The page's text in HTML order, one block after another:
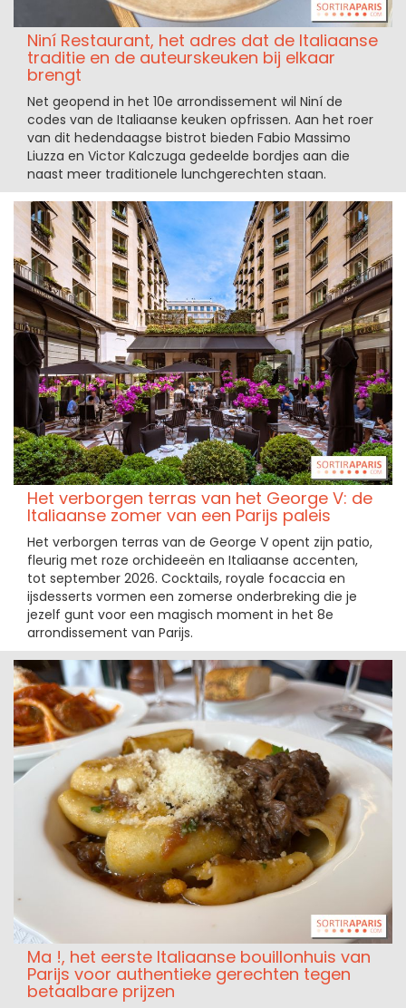
Niní Restaurant, het adres dat de Italiaanse
traditie en de auteurskeuken bij elkaar
brengt
Net geopend in het 10e arrondissement wil Niní de
codes van de Italiaanse keuken opfrissen. Aan het roer
van dit hedendaagse bistrot bieden Fabio Massimo
Liuzza en Victor Kalczuga gedeelde bordjes aan die
naast meer traditionele lunchgerechten staan.
Het verborgen terras van het George V: de
Italiaanse zomer van een Parijs paleis
Het verborgen terras van de George V opent zijn patio,
fleurig met roze orchideeën en Italiaanse accenten,
tot september 2026. Cocktails, royale focaccia en
ijsdesserts vormen een zomerse onderbreking die je
jezelf gunt voor een magisch moment in het 8e
arrondissement van Parijs.
Ma !, het eerste Italiaanse bouillonhuis van
Parijs voor authentieke gerechten tegen
betaalbare prijzen